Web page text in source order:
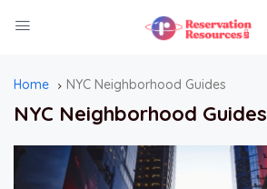
Home NYC Neighborhood Guides
NYC Neighborhood Guides